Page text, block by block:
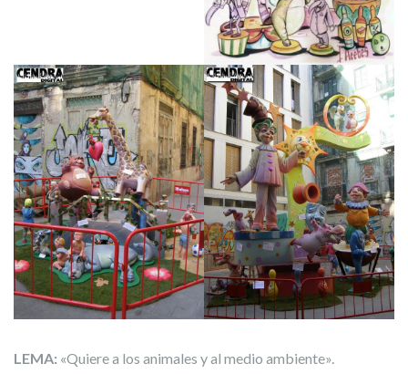
LEMA: «Quiere a los animales y al medio ambiente».